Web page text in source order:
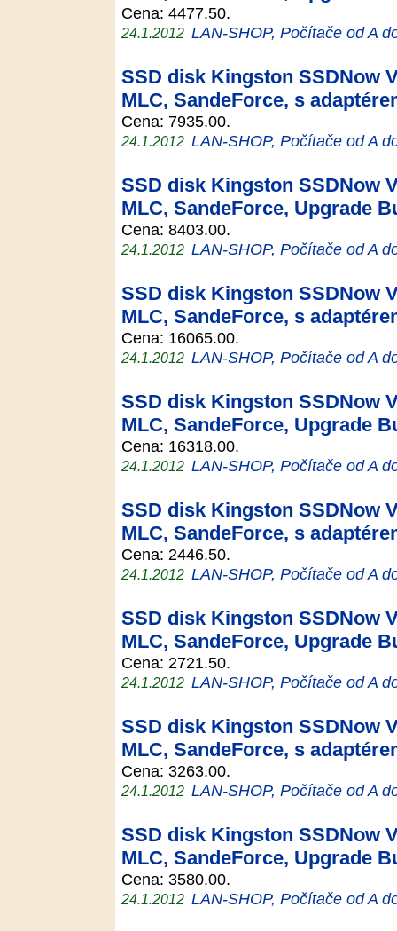
Cena: 4477.50.
24.1.2012 LAN-SHOP, Počítače od A
SSD disk Kingston SSDNow
MLC, SandeForce, s
Cena: 7935.00.
24.1.2012 LAN-SHOP, Počítače od A
SSD disk Kingston SSDNow
MLC, SandeForce, Upgrade
Cena: 8403.00.
24.1.2012 LAN-SHOP, Počítače od A
SSD disk Kingston SSDNow
MLC, SandeForce, s
Cena: 16065.00.
24.1.2012 LAN-SHOP, Počítače od A
SSD disk Kingston SSDNow
MLC, SandeForce, Upgrade
Cena: 16318.00.
24.1.2012 LAN-SHOP, Počítače od A
SSD disk Kingston SSDNow
MLC, SandeForce, s
Cena: 2446.50.
24.1.2012 LAN-SHOP, Počítače od A
SSD disk Kingston SSDNow
MLC, SandeForce, Upgrade
Cena: 2721.50.
24.1.2012 LAN-SHOP, Počítače od A
SSD disk Kingston SSDNow
MLC, SandeForce, s
Cena: 3263.00.
24.1.2012 LAN-SHOP, Počítače od A
SSD disk Kingston SSDNow
MLC, SandeForce, Upgrade
Cena: 3580.00.
24.1.2012 LAN-SHOP, Počítače od A